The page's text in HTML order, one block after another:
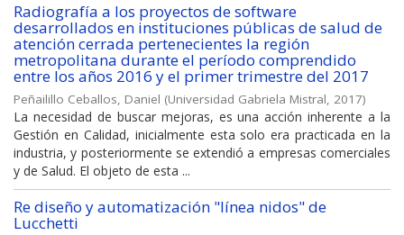
Radiografía a los proyectos de software
desarrollados en instituciones públicas de salud de
atención cerrada pertenecientes la región
metropolitana durante el período comprendido
entre los años 2016 y el primer trimestre del 2017
Peñailillo Ceballos, Daniel (Universidad Gabriela Mistral, 2017)
La necesidad de buscar mejoras, es una acción inherente a la
Gestión en Calidad, inicialmente esta solo era practicada en la
industria, y posteriormente se extendió a empresas comerciales
y de Salud. El objeto de esta ...
Re diseño y automatización "línea nidos" de
Lucchetti